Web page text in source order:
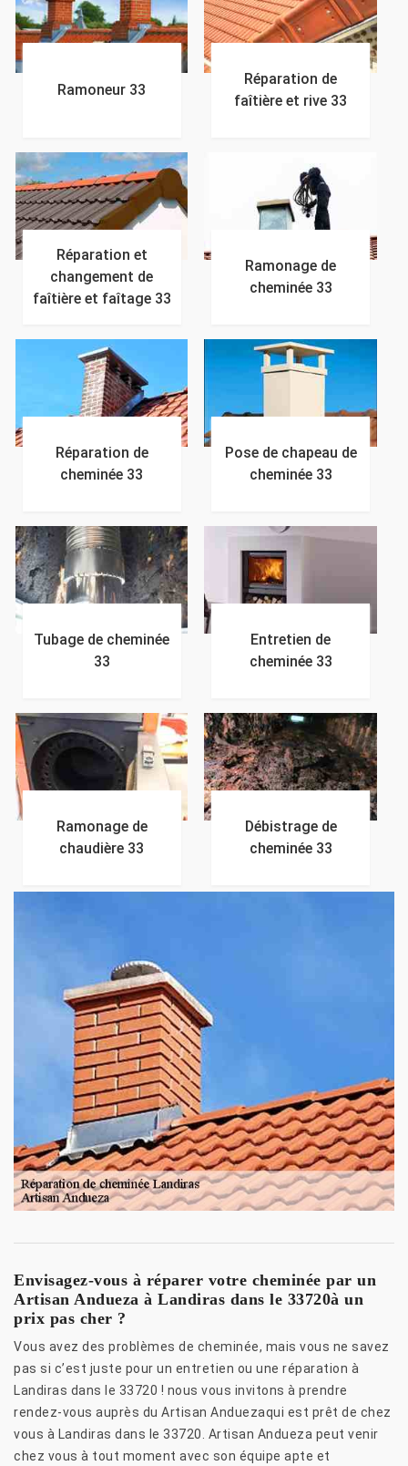
Ramoneur 33
Réparation de
faîtière et rive 33
Réparation et
changement de
faîtière et faîtage 33
Ramonage de
cheminée 33
Réparation de
cheminée 33
Pose de chapeau de
cheminée 33
Tubage de cheminée
33
Entretien de
cheminée 33
Ramonage de
chaudière 33
Débistrage de
cheminée 33
Envisagez-vous à réparer votre cheminée par un
Artisan Andueza à Landiras dans le 33720à un
prix pas cher ?
Vous avez des problèmes de cheminée, mais vous ne savez
pas si c’est juste pour un entretien ou une réparation à
Landiras dans le 33720 ! nous vous invitons à prendre
rendez-vous auprès du Artisan Anduezaqui est prêt de chez
vous à Landiras dans le 33720. Artisan Andueza peut venir
chez vous à tout moment avec son équipe apte et